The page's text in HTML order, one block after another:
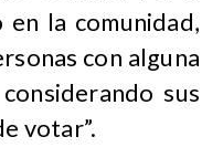
la comunidad,
con alguna
sus
votar”.